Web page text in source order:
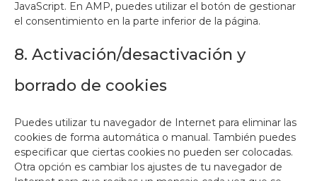
JavaScript. En AMP, puedes utilizar el botón de gestionar
el consentimiento en la parte inferior de la página.
8. Activación/desactivación y
borrado de cookies
Puedes utilizar tu navegador de Internet para eliminar las
cookies de forma automática o manual. También puedes
especificar que ciertas cookies no pueden ser colocadas.
Otra opción es cambiar los ajustes de tu navegador de